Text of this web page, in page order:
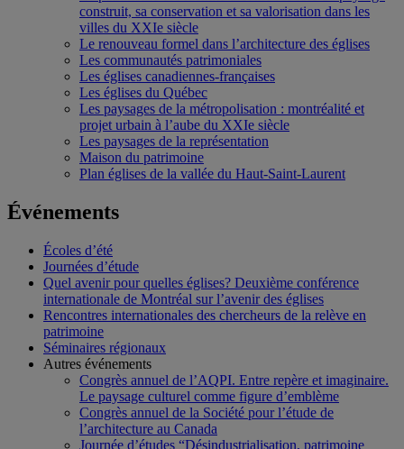
construit, sa conservation et sa valorisation dans les
villes du XXIe siècle
Le renouveau formel dans l’architecture des églises
Les communautés patrimoniales
Les églises canadiennes-françaises
Les églises du Québec
Les paysages de la métropolisation : montréalité et
projet urbain à l’aube du XXIe siècle
Les paysages de la représentation
Maison du patrimoine
Plan églises de la vallée du Haut-Saint-Laurent
Événements
Écoles d’été
Journées d’étude
Quel avenir pour quelles églises? Deuxième conférence
internationale de Montréal sur l’avenir des églises
Rencontres internationales des chercheurs de la relève en
patrimoine
Séminaires régionaux
Autres événements
Congrès annuel de l’AQPI. Entre repère et imaginaire.
Le paysage culturel comme figure d’emblème
Congrès annuel de la Société pour l’étude de
l’architecture au Canada
Journée d’études “Désindustrialisation, patrimoine